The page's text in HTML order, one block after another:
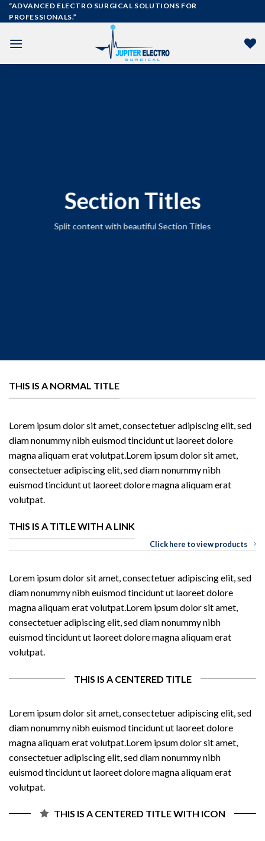
Skip
to
“ADVANCED ELECTRO SURGICAL SOLUTIONS FOR
PROFESSIONALS.”
Section Titles
Split content with beautiful Section Titles
THIS IS A NORMAL TITLE
Lorem ipsum dolor sit amet, consectetuer adipiscing elit, sed
diam nonummy nibh euismod tincidunt ut laoreet dolore
magna aliquam erat volutpat.Lorem ipsum dolor sit amet,
consectetuer adipiscing elit, sed diam nonummy nibh
euismod tincidunt ut laoreet dolore magna aliquam erat
volutpat.
THIS IS A TITLE WITH A LINK
Click here to view products
Lorem ipsum dolor sit amet, consectetuer adipiscing elit, sed
diam nonummy nibh euismod tincidunt ut laoreet dolore
magna aliquam erat volutpat.Lorem ipsum dolor sit amet,
consectetuer adipiscing elit, sed diam nonummy nibh
euismod tincidunt ut laoreet dolore magna aliquam erat
volutpat.
THIS IS A CENTERED TITLE
Lorem ipsum dolor sit amet, consectetuer adipiscing elit, sed
diam nonummy nibh euismod tincidunt ut laoreet dolore
magna aliquam erat volutpat.Lorem ipsum dolor sit amet,
consectetuer adipiscing elit, sed diam nonummy nibh
euismod tincidunt ut laoreet dolore magna aliquam erat
volutpat.
THIS IS A CENTERED TITLE WITH ICON